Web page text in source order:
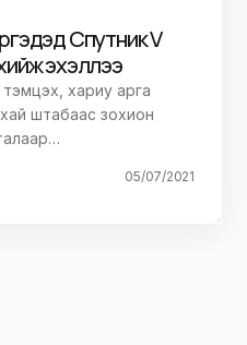
Спутник V
эхэллээ
хариу арга
штабаас зохион
05/07/2021